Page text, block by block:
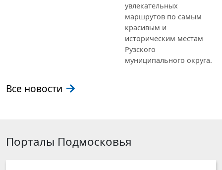
увлекательных
маршрутов по самым
красивым и
историческим местам
Рузского
муниципального округа.
Все новости
Порталы Подмосковья